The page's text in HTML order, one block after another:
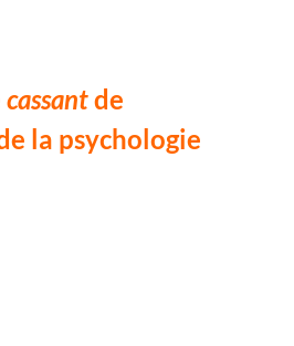
cassantde
la psychologie